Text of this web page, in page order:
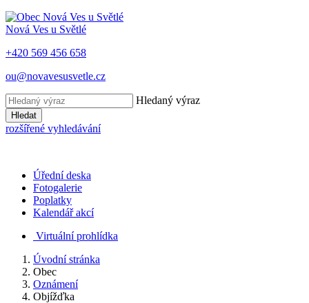
Nová Ves u Světlé
+420 569 456 658
ou@novavesusvetle.cz
Hledaný výraz
Hledat
rozšířené vyhledávání
Úřední deska
Fotogalerie
Poplatky
Kalendář akcí
Virtuální prohlídka
Úvodní stránka
Obec
Oznámení
Objížďka